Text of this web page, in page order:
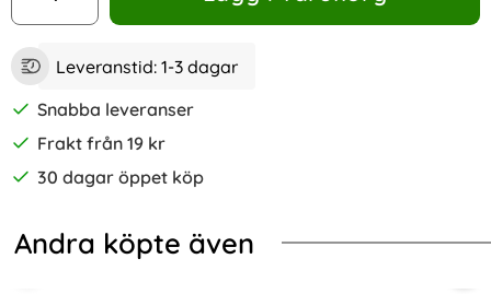
Leveranstid: 1-3 dagar
Snabba leveranser
Frakt från 19 kr
30 dagar öppet köp
Andra köpte även